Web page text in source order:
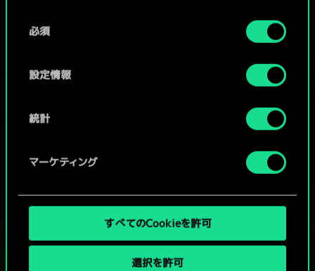
詳細は、下記の「設定」メニューでご確認ください。
必須
設定情報
統計
マーケティング
すべてのCookieを許可
選択を許可